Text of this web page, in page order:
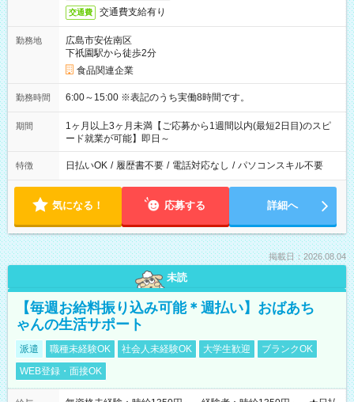
交通費 交通費支給有り
勤務地
広島市安佐南区
下祇園駅から徒歩2分
食品関連企業
勤務時間 6:00～15:00 ※表記のうち実働8時間です。
期間
1ヶ月以上3ヶ月未満【ご応募から1週間以内(最短2日目)のスピ
ード就業が可能】即日～
特徴 日払いOK / 履歴書不要 / 電話対応なし / パソコンスキル不要
気になる！ 応募する 詳細へ
掲載日：2026.08.04
未読
【毎週お給料振り込み可能＊週払い】おばあち
ゃんの生活サポート
派遣 職種未経験OK 社会人未経験OK 大学生歓迎
ブランクOK
WEB登録・面接OK